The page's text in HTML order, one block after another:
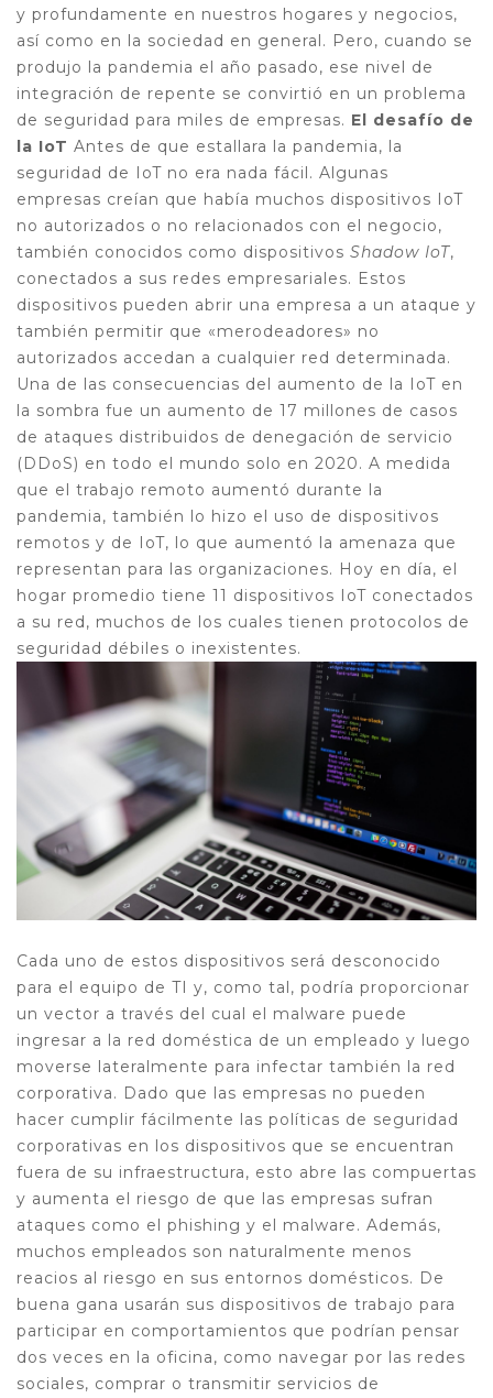
y profundamente en nuestros hogares y negocios,
así como en la sociedad en general. Pero, cuando se
produjo la pandemia el año pasado, ese nivel de
integración de repente se convirtió en un problema
de seguridad para miles de empresas. El desafío de
la IoT Antes de que estallara la pandemia, la
seguridad de IoT no era nada fácil. Algunas
empresas creían que había muchos dispositivos IoT
no autorizados o no relacionados con el negocio,
también conocidos como dispositivos Shadow IoT,
conectados a sus redes empresariales. Estos
dispositivos pueden abrir una empresa a un ataque y
también permitir que «merodeadores» no
autorizados accedan a cualquier red determinada.
Una de las consecuencias del aumento de la IoT en
la sombra fue un aumento de 17 millones de casos
de ataques distribuidos de denegación de servicio
(DDoS) en todo el mundo solo en 2020. A medida
que el trabajo remoto aumentó durante la
pandemia, también lo hizo el uso de dispositivos
remotos y de IoT, lo que aumentó la amenaza que
representan para las organizaciones. Hoy en día, el
hogar promedio tiene 11 dispositivos IoT conectados
a su red, muchos de los cuales tienen protocolos de
seguridad débiles o inexistentes.
Cada uno de estos dispositivos será desconocido
para el equipo de TI y, como tal, podría proporcionar
un vector a través del cual el malware puede
ingresar a la red doméstica de un empleado y luego
moverse lateralmente para infectar también la red
corporativa. Dado que las empresas no pueden
hacer cumplir fácilmente las políticas de seguridad
corporativas en los dispositivos que se encuentran
fuera de su infraestructura, esto abre las compuertas
y aumenta el riesgo de que las empresas sufran
ataques como el phishing y el malware. Además,
muchos empleados son naturalmente menos
reacios al riesgo en sus entornos domésticos. De
buena gana usarán sus dispositivos de trabajo para
participar en comportamientos que podrían pensar
dos veces en la oficina, como navegar por las redes
sociales, comprar o transmitir servicios de